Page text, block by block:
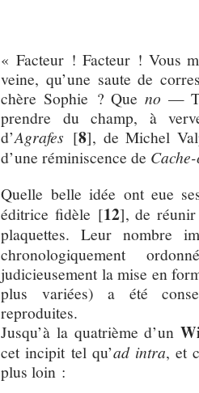
« Facteur ! Facteur ! Vous
veine, qu’une saute de
chère Sophie ? Que no —
prendre du champ, à
d’Agrafes [8], de Michel
d’une réminiscence de
Quelle belle idée ont eue
éditrice fidèle [12], de
plaquettes. Leur nombre
chronologiquement
judicieusement la mise en
plus variées) a été
reproduites.
Jusqu’à la quatrième d’un
cet incipit tel qu’ad intra, et
plus loin :